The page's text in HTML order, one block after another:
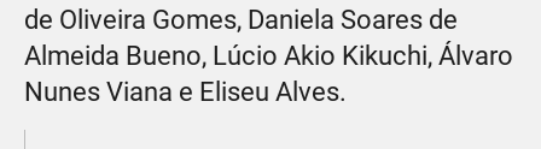
de Oliveira Gomes, Daniela Soares de
Almeida Bueno, Lúcio Akio Kikuchi, Álvaro
Nunes Viana e Eliseu Alves.